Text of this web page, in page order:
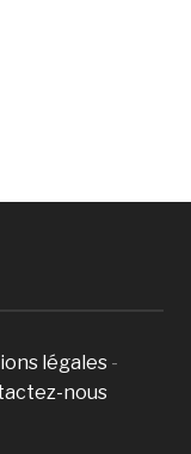
légales -
nous